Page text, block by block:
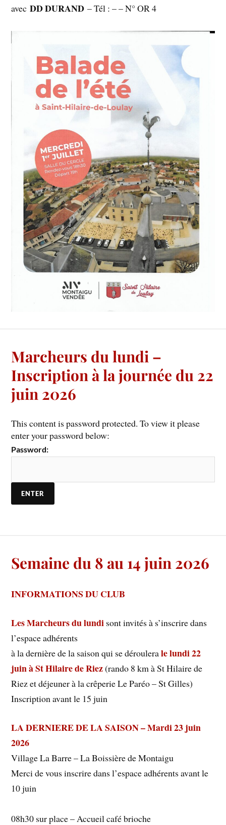
avecDD DURAND– Tél : – – N° OR 4
Marcheurs du lundi –
Inscription à la journée du 22
juin 2026
This content is password protected. To view it please
enter your password below:
Password:
Semaine du 8 au 14 juin 2026
INFORMATIONS DU CLUB
Les Marcheurs du lundi sont invités à s’inscrire dans
l’espace adhérents
à la dernière de la saison qui se déroulerale lundi 22
juin à St Hilaire de Riez(rando 8 km à St Hilaire de
Riez et déjeuner à la crêperie Le Paréo – St Gilles)
Inscription avant le 15 juin
LA DERNIERE DE LA SAISON – Mardi 23 juin
2026
Village La Barre – La Boissière de Montaigu
Merci de vous inscrire dans l’espace adhérents avant le
10 juin
08h30 sur place – Accueil café brioche